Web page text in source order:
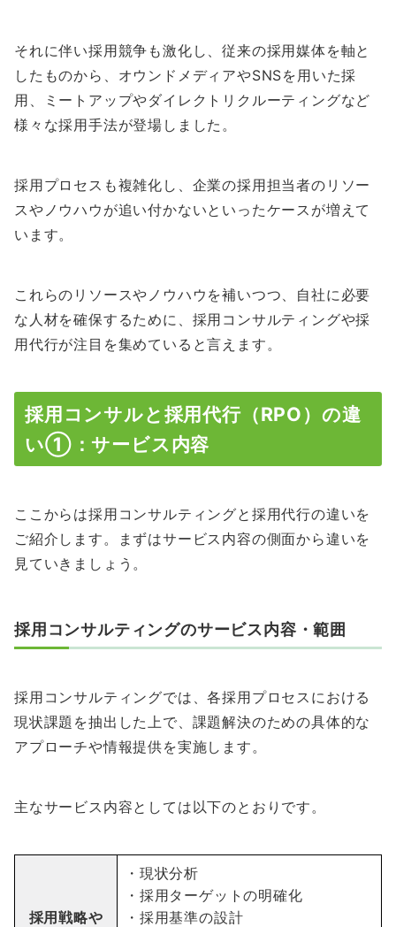
それに伴い採用競争も激化し、従来の採用媒体を軸と
したものから、オウンドメディアやSNSを用いた採
用、ミートアップやダイレクトリクルーティングなど
様々な採用手法が登場しました。
採用プロセスも複雑化し、企業の採用担当者のリソー
スやノウハウが追い付かないといったケースが増えて
います。
これらのリソースやノウハウを補いつつ、自社に必要
な人材を確保するために、採用コンサルティングや採
用代行が注目を集めていると言えます。
採用コンサルと採用代行（RPO）の違
い①：サービス内容
ここからは採用コンサルティングと採用代行の違いを
ご紹介します。まずはサービス内容の側面から違いを
見ていきましょう。
採用コンサルティングのサービス内容・範囲
採用コンサルティングでは、各採用プロセスにおける
現状課題を抽出した上で、課題解決のための具体的な
アプローチや情報提供を実施します。
主なサービス内容としては以下のとおりです。
採用戦略や
・現状分析
・採用ターゲットの明確化
・採用基準の設計